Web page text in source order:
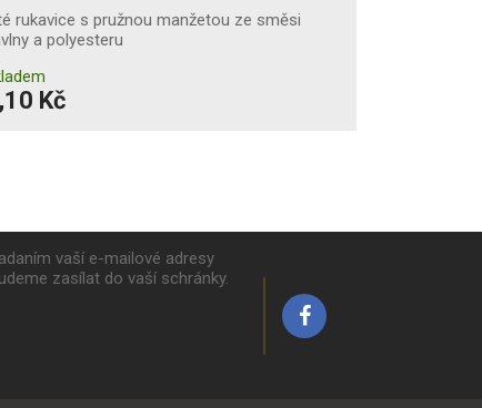
rukavice s pružnou manžetou ze směsi
a polyesteru
Kč
vaší e-mailové adresy
zasílat do vaší schránky.